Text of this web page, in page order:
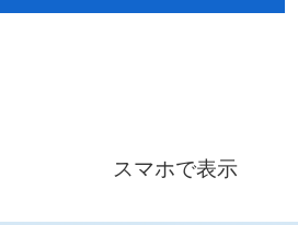
スマホで表示